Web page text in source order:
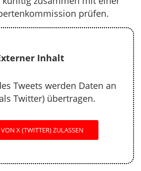
prüfen.
Inhalt
Tweets werden Daten an
Twitter) übertragen.
X (TWITTER) ZULASSEN